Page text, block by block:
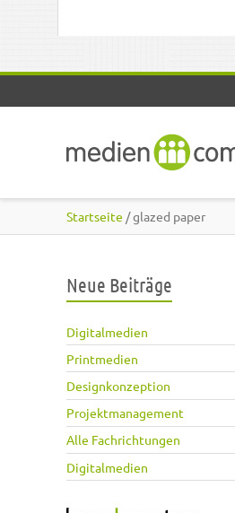
Startseite / glazed paper
Neue Beiträge
Digitalmedien
Printmedien
Designkonzeption
Projektmanagement
Alle Fachrichtungen
Digitalmedien